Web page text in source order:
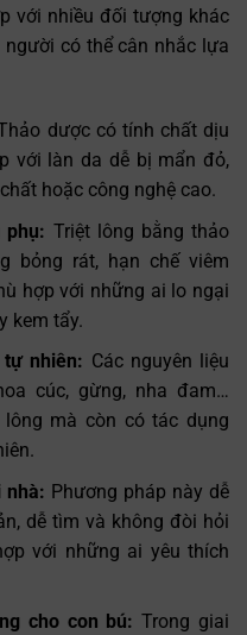
với nhiều đối tượng khác
có thể cân nhắc lựa
dược có tính chất dịu
với làn da dễ bị mẩn đỏ,
hoặc công nghệ cao.
phụ: Triệt lông bằng thảo
bỏng rát, hạn chế viêm
hợp với những ai lo ngại
kem tẩy.
nhiên: Các nguyên liệu
cúc, gừng, nha đam…
mà còn có tác dụng
nhà: Phương pháp này dễ
dễ tìm và không đòi hỏi
với những ai yêu thích
cho con bú: Trong giai